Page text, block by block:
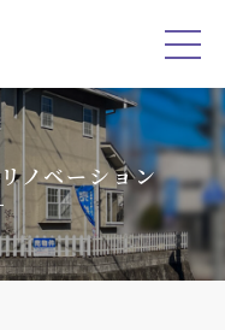
ノベーション